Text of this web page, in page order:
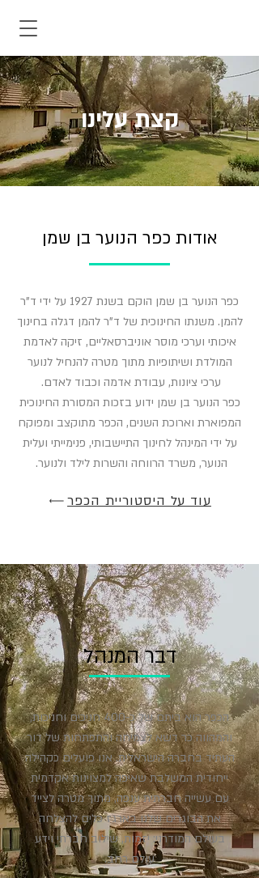
קצת עלינו
אודות כפר הנוער בן שמן
כפר הנוער בן שמן הוקם בשנת 1927 על ידי ד"ר
להמן. משנתו החינוכית של ד"ר להמן דגלה בחינוך
איכותי וערכי מוסר אוניברסאליים, זיקה לאדמת
המולדת ושיתופיות מתוך מטרה להנחיל לנוער
ערכי ציונות, עבודת אדמה וכבוד לאדם.
כפר הנוער בן שמן ידוע בזכות המסורת החינוכית
המפוארת וארוכת השנים, הכפר מתוקצב ומפוקח
על ידי המינהל לחינוך התיישבותי, פנימייתי ועלית
הנוער, משרד הרווחה והשרות לילד ולנוער.
עוד על היסטוריית הכפר
דבר המנהל
הכפר הוא ביתם של כ-400 חניכים וחניכות,
והמהווה כר דשא לצמיחה והתפתחות של דור
העתיד בחברה הישראלית. אנו פועלים כקהילה
ייחודית המשלבת שאיפה למצוינות אקדמית
עם עשייה חברתית ענפה, מתוך מטרה לצייד
את הבוגרים שלנו בארגז כלים להצלחה
בעולם המודרני: יזמות, שילוב חברתי וידע
עולם רחב.